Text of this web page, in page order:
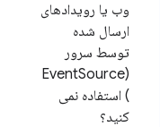
وب یا رویدادهای
ارسال شده
توسط سرور
(EventSource
) استفاده نمی
کنید؟